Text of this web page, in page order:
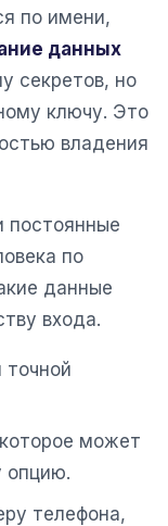
по имени,
данных
секретов, но
ключу. Это
владения
постоянные
по
данные
входа.
может
опцию.
телефона,